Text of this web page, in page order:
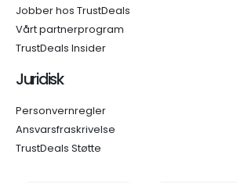
Jobber hos TrustDeals
Vårt partnerprogram
TrustDeals Insider
Juridisk
Personvernregler
Ansvarsfraskrivelse
TrustDeals Støtte